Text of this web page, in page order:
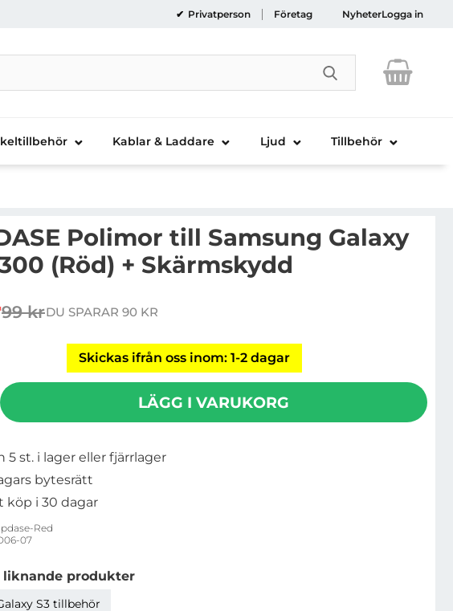
Privatperson Företag NyheterLogga in
Genomför
Kablar & Laddare Ljud Tillbehör
Polimor till Samsung Galaxy
(Röd) + Skärmskydd
tidigare pris
99 krDU SPARAR 90 KR
Skickas ifrån oss inom: 1-2 dagar
LÄGG I VARUKORG
5 st. i lager eller fjärrlager
bytesrätt
köp i 30 dagar
Red
07
liknande produkter
S3 tillbehör